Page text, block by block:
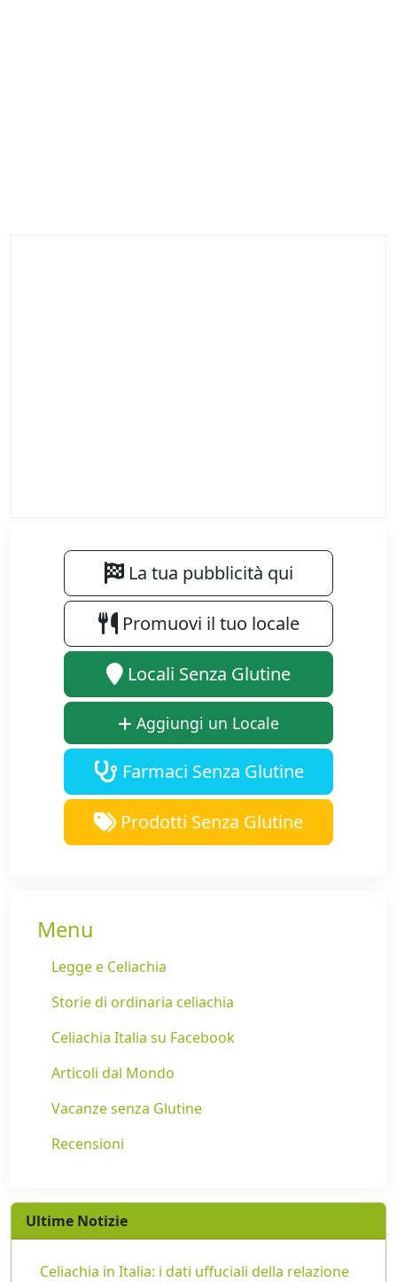
La tua pubblicità qui
Promuovi il tuo locale
Locali Senza Glutine
Aggiungi un Locale
Farmaci Senza Glutine
Prodotti Senza Glutine
Menu
Legge e Celiachia
Storie di ordinaria celiachia
Celiachia Italia su Facebook
Articoli dal Mondo
Vacanze senza Glutine
Recensioni
Ultime Notizie
Celiachia in Italia: i dati uffuciali della relazione